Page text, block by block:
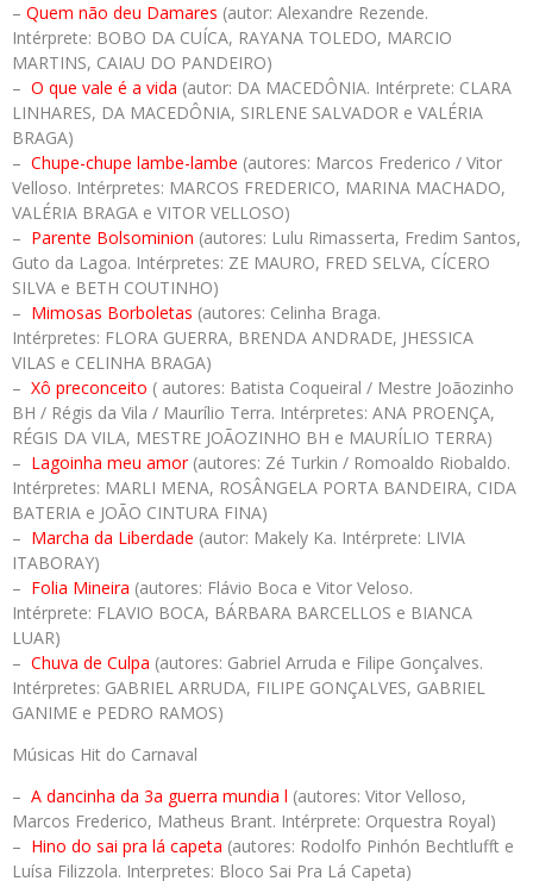
– Quem não deu Damares (autor: Alexandre Rezende.
Intérprete: BOBO DA CUÍCA, RAYANA TOLEDO, MARCIO
MARTINS, CAIAU DO PANDEIRO)
– O que vale é a vida (autor: DA MACEDÔNIA. Intérprete: CLARA
LINHARES, DA MACEDÔNIA, SIRLENE SALVADOR e VALÉRIA
BRAGA)
– Chupe-chupe lambe-lambe (autores: Marcos Frederico / Vitor
Velloso. Intérpretes: MARCOS FREDERICO, MARINA MACHADO,
VALÉRIA BRAGA e VITOR VELLOSO)
– Parente Bolsominion (autores: Lulu Rimasserta, Fredim Santos,
Guto da Lagoa. Intérpretes: ZE MAURO, FRED SELVA, CÍCERO
SILVA e BETH COUTINHO)
– Mimosas Borboletas (autores: Celinha Braga.
Intérpretes: FLORA GUERRA, BRENDA ANDRADE, JHESSICA
VILAS e CELINHA BRAGA)
– Xô preconceito ( autores: Batista Coqueiral / Mestre Joãozinho
BH / Régis da Vila / Maurílio Terra. Intérpretes: ANA PROENÇA,
RÉGIS DA VILA, MESTRE JOÃOZINHO BH e MAURÍLIO TERRA)
– Lagoinha meu amor (autores: Zé Turkin / Romoaldo Riobaldo.
Intérpretes: MARLI MENA, ROSÂNGELA PORTA BANDEIRA, CIDA
BATERIA e JOÃO CINTURA FINA)
– Marcha da Liberdade (autor: Makely Ka. Intérprete: LIVIA
ITABORAY)
– Folia Mineira (autores: Flávio Boca e Vitor Veloso.
Intérprete: FLAVIO BOCA, BÁRBARA BARCELLOS e BIANCA
LUAR)
– Chuva de Culpa (autores: Gabriel Arruda e Filipe Gonçalves.
Intérpretes: GABRIEL ARRUDA, FILIPE GONÇALVES, GABRIEL
GANIME e PEDRO RAMOS)
Músicas Hit do Carnaval
– A dancinha da 3a guerra mundia l (autores: Vitor Velloso,
Marcos Frederico, Matheus Brant. Intérprete: Orquestra Royal)
– Hino do sai pra lá capeta (autores: Rodolfo Pinhón Bechtlufft e
Luísa Filizzola. Interpretes: Bloco Sai Pra Lá Capeta)